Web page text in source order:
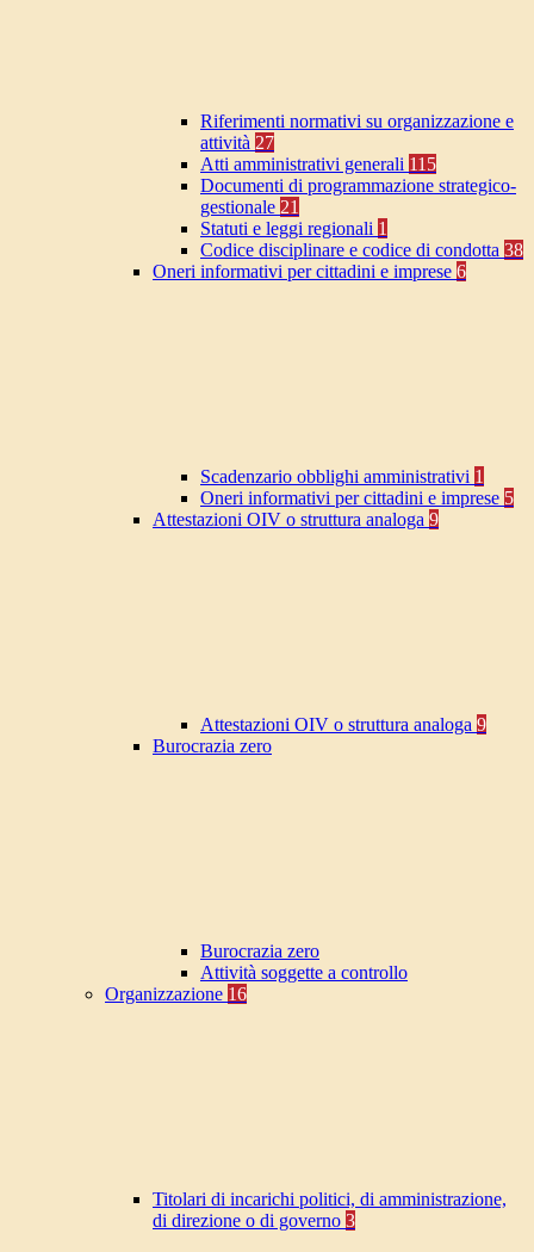
Riferimenti normativi su organizzazione e
attività 27
Atti amministrativi generali 115
Documenti di programmazione strategico-
gestionale 21
Statuti e leggi regionali 1
Codice disciplinare e codice di condotta 38
Oneri informativi per cittadini e imprese 6
Scadenzario obblighi amministrativi 1
Oneri informativi per cittadini e imprese 5
Attestazioni OIV o struttura analoga 9
Attestazioni OIV o struttura analoga 9
Burocrazia zero
Burocrazia zero
Attività soggette a controllo
Organizzazione 16
Titolari di incarichi politici, di amministrazione,
di direzione o di governo 3